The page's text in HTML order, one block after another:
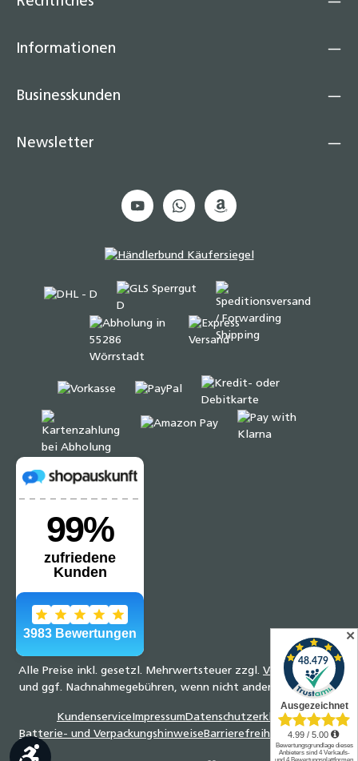
Informationen
Businesskunden
Newsletter
Alle Preise inkl. gesetzl. Mehrwertsteuer zzgl. Versandkosten
und ggf. Nachnahmegebühren, wenn nicht anders angegeben.
KundenserviceImpressumDatenschutzerklärung
Batterie- und VerpackungshinweiseBarrierefreiheitserklärung
Werkzeugleiste anzeigen
✕